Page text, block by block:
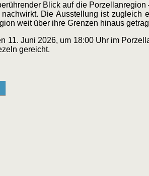
Blick auf die
Die Ausstellung ist zugleich
weit über ihre Grenzen hinaus
11. Juni 2026, um 18:00 Uhr im
gereicht.